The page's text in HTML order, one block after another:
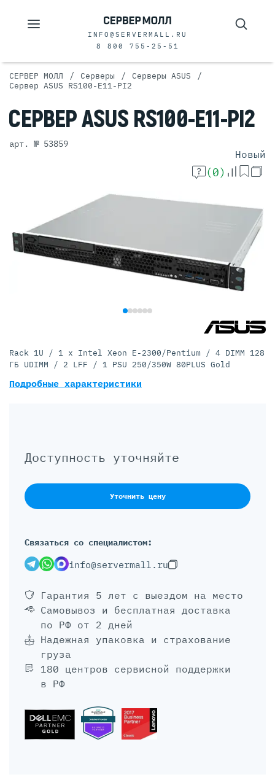
INFO@SERVERMALL.RU
8 800 755-25-51
СЕРВЕР МОЛЛ / Серверы / Серверы ASUS /
Сервер ASUS RS100-E11-PI2
СЕРВЕРASUS RS100-E11-PI2
арт. № 53859
Новый
(0)
Доступность уточняйте
Уточнить цену
Связаться со специалистом:
info@servermall.ru
Гарантия 5 лет с выездом на место
Самовывоз и бесплатная доставка
по РФ от 2 дней
Надежная упаковка и страхование
груза
180 центров сервисной поддержки
в РФ
Rack 1U / 1 x Intel Xeon E-2300/Pentium / 4 DIMM 128
ГБ UDIMM / 2 LFF / 1 PSU 250/350W 80PLUS Gold
Подробные характеристики